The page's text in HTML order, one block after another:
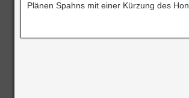
Plänen Spahns mit einer Kürzung des